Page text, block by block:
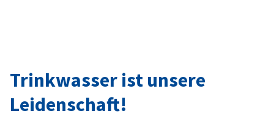
Trinkwasser ist unsere
Leidenschaft!